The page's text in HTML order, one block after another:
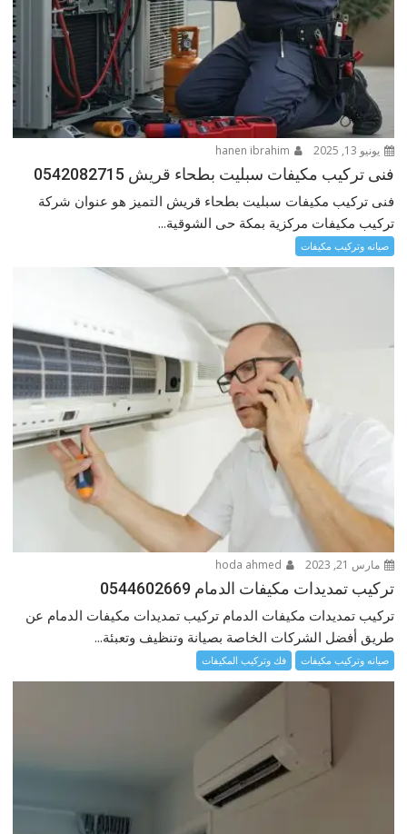
يونيو 13, 2025
فنى تركيب مكيفات سبليت بطحاء قريش 0542082715
فنى تركيب مكيفات سبليت بطحاء قريش التميز هو عنوان شركة
تركيب مكيفات مركزية بمكة حى الشوقية...
صيانه وتركيب مكيفات
مارس 21, 2023
تركيب تمديدات مكيفات الدمام 0544602669
تركيب تمديدات مكيفات الدمام تركيب تمديدات مكيفات الدمام عن
طريق أفضل الشركات الخاصة بصيانة وتنظيف وتعبئة...
صيانه وتركيب مكيفات فك وتركيب المكيفات